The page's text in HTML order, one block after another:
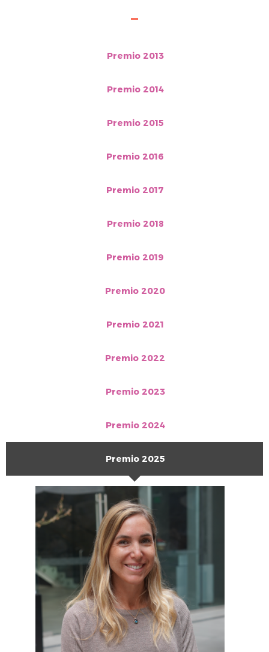
Premio 2013
Premio 2014
Premio 2015
Premio 2016
Premio 2017
Premio 2018
Premio 2019
Premio 2020
Premio 2021
Premio 2022
Premio 2023
Premio 2024
Premio 2025